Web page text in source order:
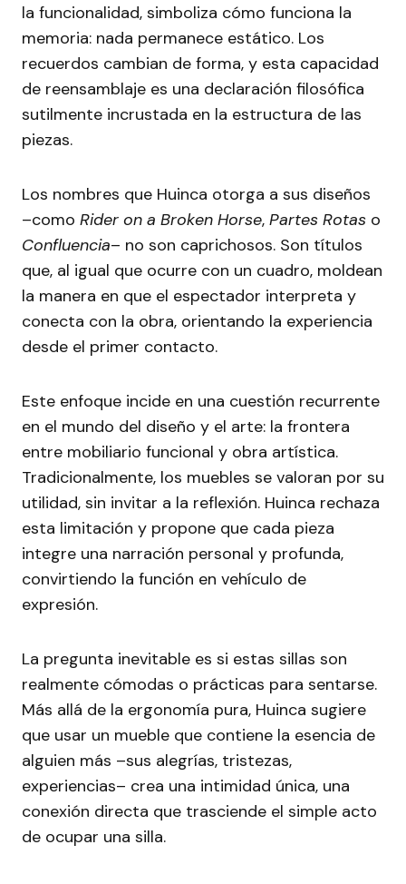
la funcionalidad, simboliza cómo funciona la
memoria: nada permanece estático. Los
recuerdos cambian de forma, y esta capacidad
de reensamblaje es una declaración filosófica
sutilmente incrustada en la estructura de las
piezas.
Los nombres que Huinca otorga a sus diseños
–como Rider on a Broken Horse, Partes Rotas o
Confluencia– no son caprichosos. Son títulos
que, al igual que ocurre con un cuadro, moldean
la manera en que el espectador interpreta y
conecta con la obra, orientando la experiencia
desde el primer contacto.
Este enfoque incide en una cuestión recurrente
en el mundo del diseño y el arte: la frontera
entre mobiliario funcional y obra artística.
Tradicionalmente, los muebles se valoran por su
utilidad, sin invitar a la reflexión. Huinca rechaza
esta limitación y propone que cada pieza
integre una narración personal y profunda,
convirtiendo la función en vehículo de
expresión.
La pregunta inevitable es si estas sillas son
realmente cómodas o prácticas para sentarse.
Más allá de la ergonomía pura, Huinca sugiere
que usar un mueble que contiene la esencia de
alguien más –sus alegrías, tristezas,
experiencias– crea una intimidad única, una
conexión directa que trasciende el simple acto
de ocupar una silla.